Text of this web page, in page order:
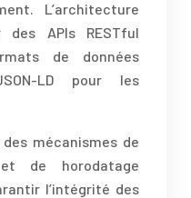
L’architecture
des APIs RESTful
de données
LD pour les
mécanismes de
de horodatage
l’intégrité des